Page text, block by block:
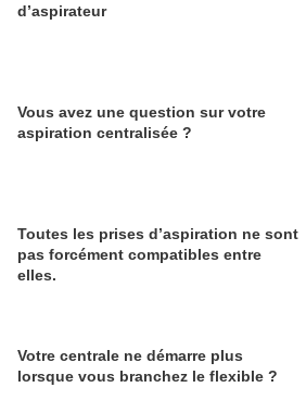
d’aspirateur
Vous avez une question sur votre
aspiration centralisée ?
Toutes les prises d’aspiration ne sont
pas forcément compatibles entre
elles.
Votre centrale ne démarre plus
lorsque vous branchez le flexible ?